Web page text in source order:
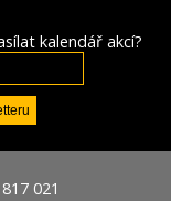
kalendář akcí?
021